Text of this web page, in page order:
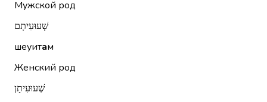
Мужской род
שְׁעוּעִיתָם
шеуитам
Женский род
שְׁעוּעִיתָן